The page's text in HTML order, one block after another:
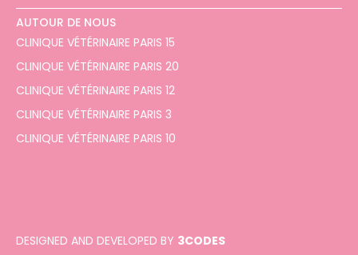
AUTOUR DE NOUS
CLINIQUE VÉTÉRINAIRE PARIS 15
CLINIQUE VÉTÉRINAIRE PARIS 20
CLINIQUE VÉTÉRINAIRE PARIS 12
CLINIQUE VÉTÉRINAIRE PARIS 3
CLINIQUE VÉTÉRINAIRE PARIS 10
DESIGNED AND DEVELOPED BY 3CODES